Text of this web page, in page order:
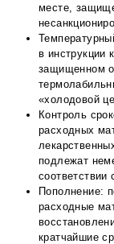
месте,
в инструкции
защищенном
«холодовой
Контроль
расходных
подлежат
соответствии
Пополнение:
расходные
кратчайшие